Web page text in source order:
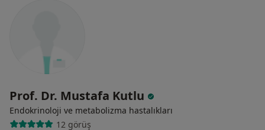
Prof. Dr. Mustafa Kutlu
Endokrinoloji ve metabolizma hastalıkları
12 görüş